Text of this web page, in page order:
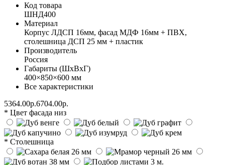
Код товара
ШНД400
Материал
Корпус ЛДСП 16мм, фасад МДФ 16мм + ПВХ,
столешница ДСП 25 мм + пластик
Производитель
Россия
Габариты (ШхВхГ)
400×850×600 мм
Все характеристики
5364.00р.6704.00р.
* Цвет фасада низ
* Столешница